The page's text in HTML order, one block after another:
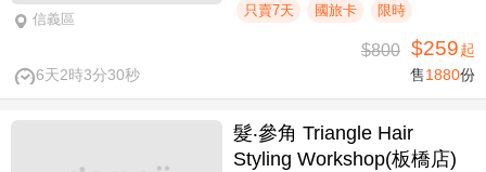
信義區
只賣7天 國旅卡 限時
6天2時3分29秒
$800 $259起
售1880份
髮‧參角 Triangle Hair
Styling Workshop(板橋店)